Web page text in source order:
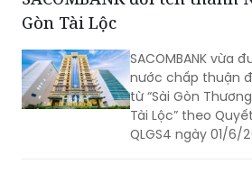
mới sáng tạo
nghiệm khách
Chương trình
Ca múa nhạc
trực tiếp trên kênh
Gòn Tài Lộc
SACOMBANK vừa
nước chấp thuận
từ “Sài Gòn
Tài Lộc” theo
QLGS4 ngày 01/6/